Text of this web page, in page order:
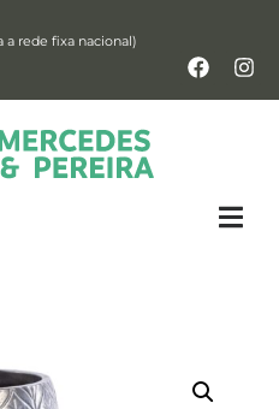
a rede fixa nacional)